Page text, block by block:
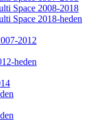
Space 2008-2018
Space 2018-heden
2012
heden